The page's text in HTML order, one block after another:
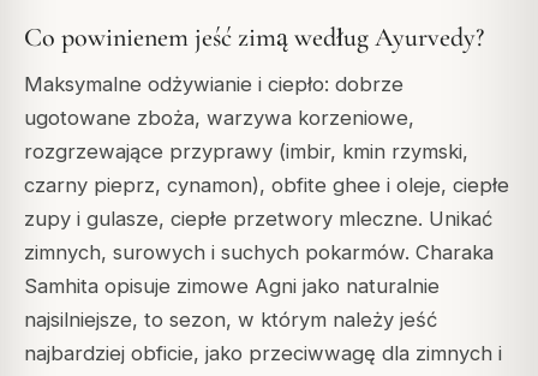
Co powinienem jeść zimą według Ayurvedy?
Maksymalne odżywianie i ciepło: dobrze
ugotowane zboża, warzywa korzeniowe,
rozgrzewające przyprawy (imbir, kmin rzymski,
czarny pieprz, cynamon), obfite ghee i oleje, ciepłe
zupy i gulasze, ciepłe przetwory mleczne. Unikać
zimnych, surowych i suchych pokarmów. Charaka
Samhita opisuje zimowe Agni jako naturalnie
najsilniejsze, to sezon, w którym należy jeść
najbardziej obficie, jako przeciwwagę dla zimnych i